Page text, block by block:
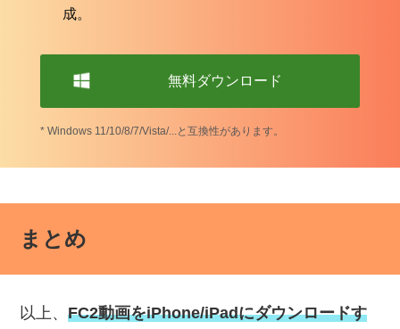
成。
無料ダウンロード
* Windows 11/10/8/7/Vista/...と互換性があります。
まとめ
以上、FC2動画をiPhone/iPadにダウンロードす